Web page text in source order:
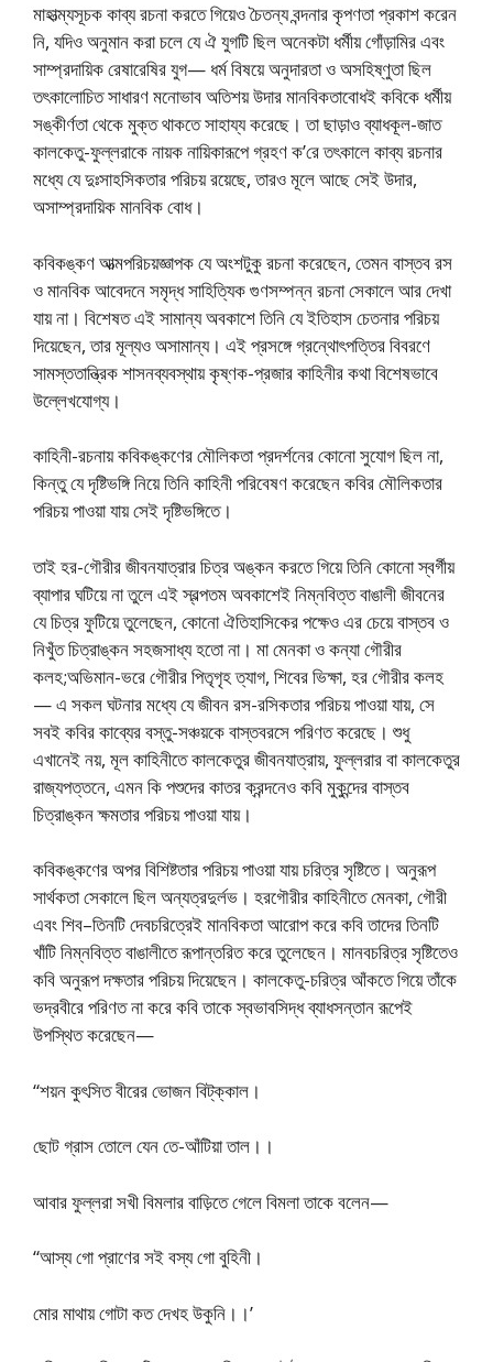
মাহাত্ম্যসূচক কাব্য রচনা করতে গিয়েও চৈতন্য বন্দনার কৃপণতা প্রকাশ করেন
নি, যদিও অনুমান করা চলে যে ঐ যুগটি ছিল অনেকটা ধর্মীয় গোঁড়ামির এবং
সাম্প্রদায়িক রেষারেষির যুগ— ধর্ম বিষয়ে অনুদারতা ও অসহিষ্ণুতা ছিল
তৎকালোচিত সাধারণ মনোভাব অতিশয় উদার মানবিকতাবোধই কবিকে ধর্মীয়
সঙ্কীর্ণতা থেকে মুক্ত থাকতে সাহায্য করেছে। তা ছাড়াও ব্যাধকূল-জাত
কালকেতু-ফুল্লরাকে নায়ক নায়িকারূপে গ্রহণ ক’রে তৎকালে কাব্য রচনার
মধ্যে যে দুঃসাহসিকতার পরিচয় রয়েছে, তারও মূলে আছে সেই উদার,
অসাম্প্রদায়িক মানবিক বোধ।
কবিকঙ্কণ আত্মপরিচয়জ্ঞাপক যে অংশটুকু রচনা করেছেন, তেমন বাস্তব রস
ও মানবিক আবেদনে সমৃদ্ধ সাহিত্যিক গুণসম্পন্ন রচনা সেকালে আর দেখা
যায় না। বিশেষত এই সামান্য অবকাশে তিনি যে ইতিহাস চেতনার পরিচয়
দিয়েছেন, তার মূল্যও অসামান্য। এই প্রসঙ্গে গ্রন্থোৎপত্তির বিবরণে
সামস্ততান্ত্রিক শাসনব্যবস্থায় কৃষ্ণক-প্রজার কাহিনীর কথা বিশেষভাবে
উল্লেখযোগ্য।
কাহিনী-রচনায় কবিকঙ্কণের মৌলিকতা প্রদর্শনের কোনো সুযোগ ছিল না,
কিন্তু যে দৃষ্টিভঙ্গি নিয়ে তিনি কাহিনী পরিবেষণ করেছেন কবির মৌলিকতার
পরিচয় পাওয়া যায় সেই দৃষ্টিভঙ্গিতে।
তাই হর-গৌরীর জীবনযাত্রার চিত্র অঙ্কন করতে গিয়ে তিনি কোনো স্বর্গীয়
ব্যাপার ঘটিয়ে না তুলে এই স্বল্পতম অবকাশেই নিম্নবিত্ত বাঙালী জীবনের
যে চিত্র ফুটিয়ে তুলেছেন, কোনো ঐতিহাসিকের পক্ষেও এর চেয়ে বাস্তব ও
নিখুঁত চিত্রাঙ্কন সহজসাধ্য হতো না। মা মেনকা ও কন্যা গৌরীর
কলহ;অভিমান-ভরে গৌরীর পিতৃগৃহ ত্যাগ, শিবের ভিক্ষা, হর গৌরীর কলহ
— এ সকল ঘটনার মধ্যে যে জীবন রস-রসিকতার পরিচয় পাওয়া যায়, সে
সবই কবির কাব্যের বস্তু-সঞ্চয়কে বাস্তবরসে পরিণত করেছে। শুধু
এখানেই নয়, মূল কাহিনীতে কালকেতুর জীবনযাত্রায়, ফুল্লরার বা কালকেতুর
রাজ্যপত্তনে, এমন কি পশুদের কাতর ক্রন্দনেও কবি মুকুন্দের বাস্তব
চিত্রাঙ্কন ক্ষমতার পরিচয় পাওয়া যায়।
কবিকঙ্কণের অপর বিশিষ্টতার পরিচয় পাওয়া যায় চরিত্র সৃষ্টিতে। অনুরূপ
সার্থকতা সেকালে ছিল অন্যত্রদুর্লভ। হরগৌরীর কাহিনীতে মেনকা, গৌরী
এবং শিব–তিনটি দেবচরিত্রেই মানবিকতা আরোপ করে কবি তাদের তিনটি
খাঁটি নিম্নবিত্ত বাঙালীতে রূপান্তরিত করে তুলেছেন। মানবচরিত্র সৃষ্টিতেও
কবি অনুরূপ দক্ষতার পরিচয় দিয়েছেন। কালকেতু-চরিত্র আঁকতে গিয়ে তাঁকে
ভদ্রবীরে পরিণত না করে কবি তাকে স্বভাবসিদ্ধ ব্যাধসন্তান রূপেই
উপস্থিত করেছেন—
“শয়ন কুৎসিত বীরের ভোজন বিট্‌ক্কাল।
ছোট গ্রাস তোলে যেন তে-আঁটিয়া তাল।।
আবার ফুল্লরা সখী বিমলার বাড়িতে গেলে বিমলা তাকে বলেন—
“আস্য গো প্রাণের সই বস্য গো বুহিনী।
মোর মাথায় গোটা কত দেখহ উকুনি।।’